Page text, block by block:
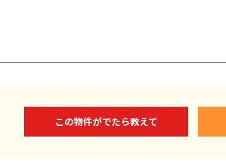
この物件がでたら教えて